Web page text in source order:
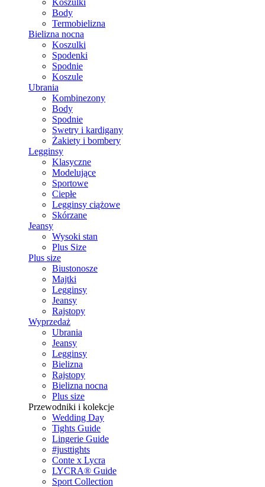
Koszulki
Body
Termobielizna
Bielizna nocna
Koszulki
Spodenki
Spodnie
Koszule
Ubrania
Kombinezony
Body
Spodnie
Swetry i kardigany
Żakiety i bombery
Legginsy
Klasyczne
Modelujące
Sportowe
Ciepłe
Legginsy ciążowe
Skórzane
Jeansy
Wysoki stan
Plus Size
Plus size
Biustonosze
Majtki
Legginsy
Jeansy
Rajstopy
Wyprzedaż
Ubrania
Jeansy
Legginsy
Bielizna
Rajstopy
Bielizna nocna
Plus size
Przewodniki i kolekcje
Wedding Day
Tights Guide
Lingerie Guide
#justtights
Conte x Lycra
LYCRA® Guide
Sport Сollection